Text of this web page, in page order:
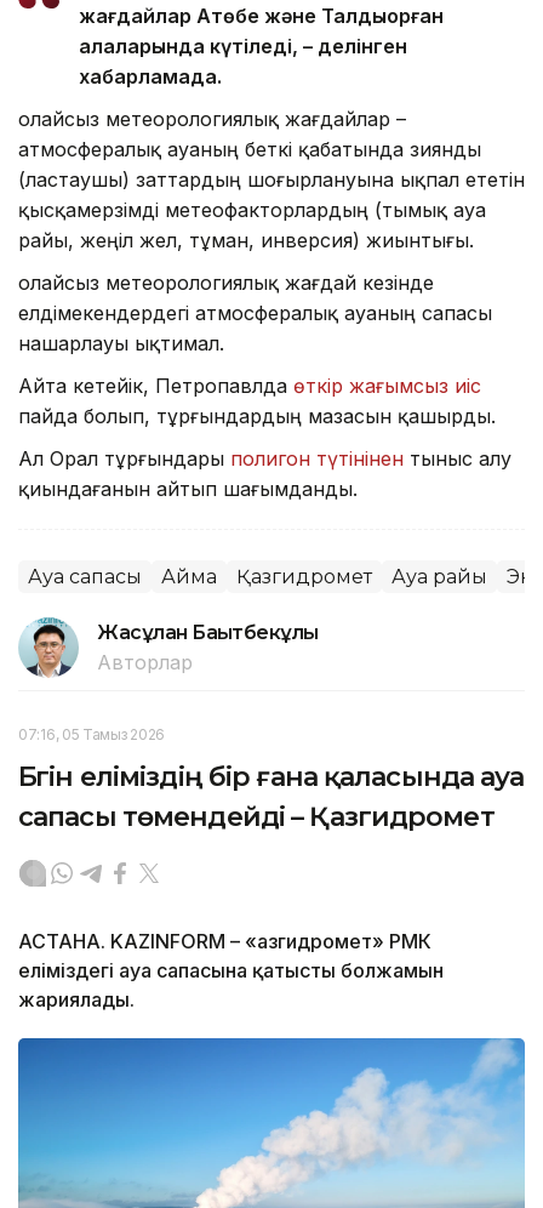
жағдайлар Ақтөбе және Талдықорған
қалаларында күтіледі, – делінген
хабарламада.
Қолайсыз метеорологиялық жағдайлар –
атмосфералық ауаның беткі қабатында зиянды
(ластаушы) заттардың шоғырлануына ықпал ететін
қысқамерзімді метеофакторлардың (тымық ауа
райы, жеңіл жел, тұман, инверсия) жиынтығы.
Қолайсыз метеорологиялық жағдай кезінде
елдімекендердегі атмосфералық ауаның сапасы
нашарлауы ықтимал.
Айта кетейік, Петропавлда өткір жағымсыз иіс
пайда болып, тұрғындардың мазасын қашырды.
Ал Орал тұрғындары полигон түтінінен тыныс алу
қиындағанын айтып шағымданды.
Ауа сапасы Аймақ Қазгидромет Ауа райы
Жасұлан Бақытбекұлы
Авторлар
07:16, 05 Тамыз 2026
Бүгін еліміздің бір ғана қаласында ауа
сапасы төмендейді – Қазгидромет
АСТАНА. KAZINFORM – «Қазгидромет» РМК
еліміздегі ауа сапасына қатысты болжамын
жариялады.